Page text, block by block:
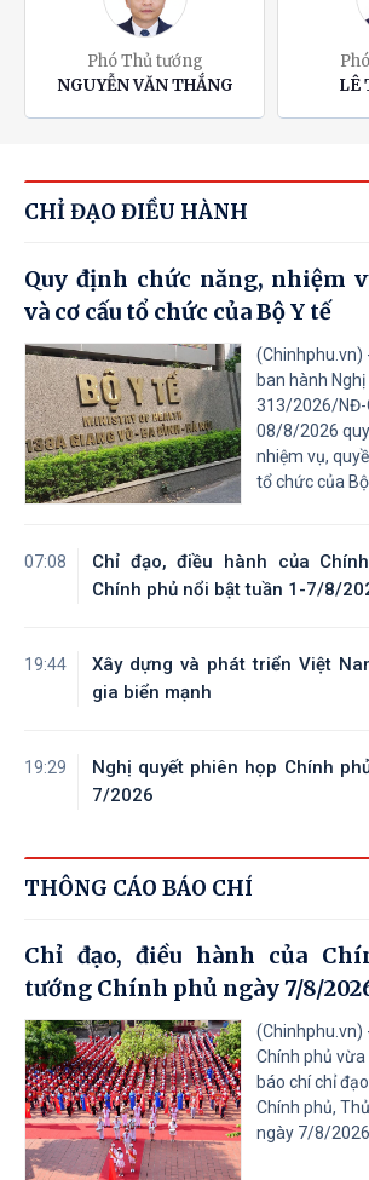
Phó Thủ tướng
NGUYỄN VĂN THẮNG
LÊ
CHỈ ĐẠO ĐIỀU HÀNH
Quy định chức năng, nhiệm
và cơ cấu tổ chức của Bộ Y tế
(Chinhphu.vn)
ban hành
313/2026/NĐ-
08/8/2026
nhiệm vụ,
tổ chức của Bộ
07:08
Chỉ đạo, điều hành của
Chính phủ nổi bật tuần 1-7/8/
19:44
Xây dựng và phát triển Việt
gia biển mạnh
19:29
Nghị quyết phiên họp Chính
7/2026
THÔNG CÁO BÁO CHÍ
Chỉ đạo, điều hành của
tướng Chính phủ ngày 7/8/
(Chinhphu.vn)
Chính phủ
báo chí chỉ
Chính phủ,
ngày 7/8/